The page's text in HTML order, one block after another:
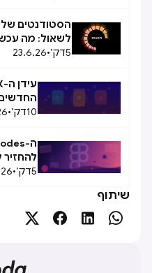
הסטודנטים
לשאול: מה
5דק׳•
23.6.26
(AX)
10דק׳•
5דק׳•
שיתוף



